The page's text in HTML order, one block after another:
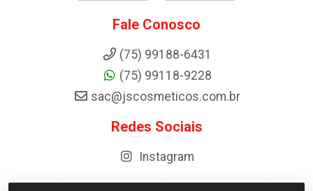
Fale Conosco
(75) 99188-6431
(75) 99118-9228
sac@jscosmeticos.com.br
Redes Sociais
Instagram